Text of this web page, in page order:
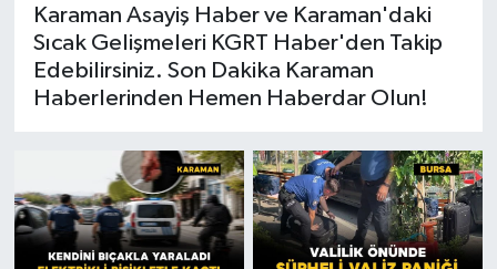
Karaman Asayiş Haber ve Karaman'daki
Sıcak Gelişmeleri KGRT Haber'den Takip
Edebilirsiniz. Son Dakika Karaman
Haberlerinden Hemen Haberdar Olun!